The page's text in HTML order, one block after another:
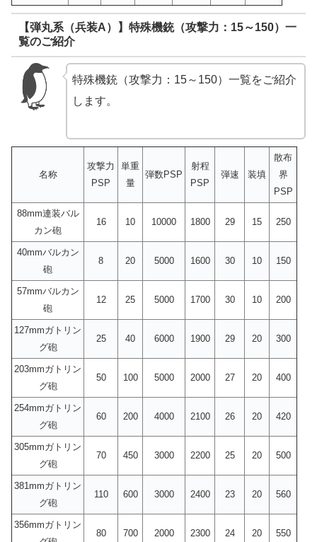
【弾丸系（兵装A）】特殊機銃（攻撃力：15～150）一
覧のご紹介
特殊機銃（攻撃力：15～150）一覧をご紹介
します。
名称
攻撃力
PSP
単重
量
弾数PSP
射程
PSP
弾速 装填
散布
界
PSP
88mm連装バル
カン砲
16 10 10000 1800 29 15 250
40mmバルカン
砲
8 20 5000 1600 30 10 150
57mmバルカン
砲
12 25 5000 1700 30 10 200
127mmガトリン
グ砲
25 40 6000 1900 29 20 300
203mmガトリン
グ砲
50 100 5000 2000 27 20 400
254mmガトリン
グ砲
60 200 4000 2100 26 20 420
305mmガトリン
グ砲
70 450 3000 2200 25 20 500
381mmガトリン
グ砲
110 600 3000 2400 23 20 560
356mmガトリン
80 700 2000 2300 24 20 550